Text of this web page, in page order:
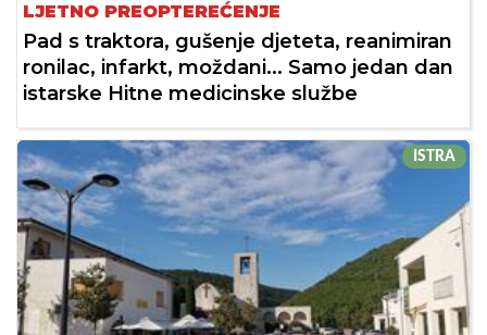
LJETNO PREOPTEREĆENJE
Pad s traktora, gušenje djeteta, reanimiran
ronilac, infarkt, moždani... Samo jedan dan
istarske Hitne medicinske službe
ISTRA